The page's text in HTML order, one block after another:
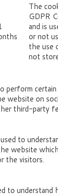
The
GDPR
and is
or not
the use
not
perform
website on
third-party
to
website
the visitors.
to